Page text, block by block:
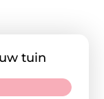
tuin